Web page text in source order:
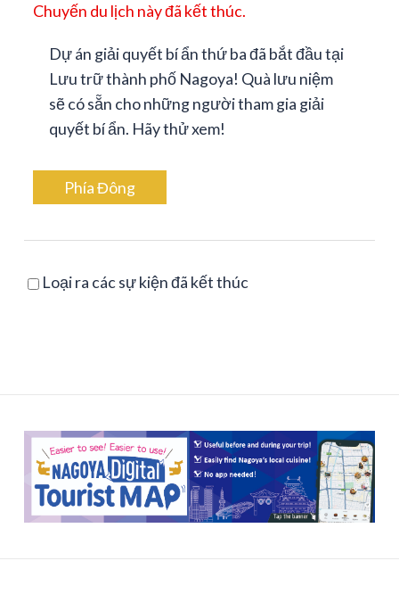
Chuyến du lịch này đã kết thúc.
Dự án giải quyết bí ẩn thứ ba đã bắt đầu tại
Lưu trữ thành phố Nagoya! Quà lưu niệm
sẽ có sẵn cho những người tham gia giải
quyết bí ẩn. Hãy thử xem!
Phía Đông
Loại ra các sự kiện đã kết thúc